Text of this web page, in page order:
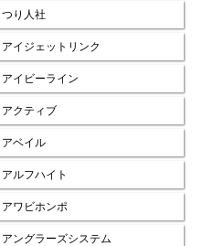
つり人社
アイジェットリンク
アイビーライン
アクティブ
アベイル
アルフハイト
アワビホンポ
アングラーズシステム